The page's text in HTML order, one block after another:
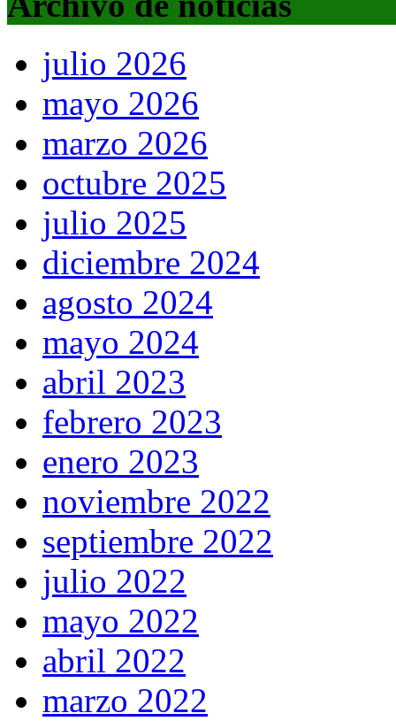
julio 2026
mayo 2026
marzo 2026
octubre 2025
julio 2025
diciembre 2024
agosto 2024
mayo 2024
abril 2023
febrero 2023
enero 2023
noviembre 2022
septiembre 2022
julio 2022
mayo 2022
abril 2022
marzo 2022